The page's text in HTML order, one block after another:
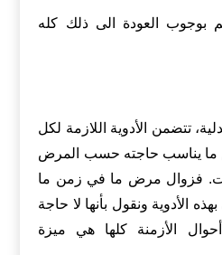
بوجوب العودة الى ذلك كله
تتضمن الأدوية اللازمة لكل
ما يناسب حاجته حسب المرض
فزوال مرض ما في زمن ما
الأدوية ونقول بأنها لا حاجة
الأزمنة كلها هي ميزة